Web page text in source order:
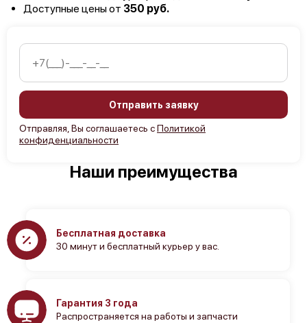
Доступные цены от 350 руб.
Отправить заявку
Отправляя, Вы соглашаетесь сПолитикой
конфиденциальности
Наши преимущества
Бесплатная доставка
30 минут и бесплатный курьер у вас.
Гарантия 3 года
Распространяется на работы и запчасти